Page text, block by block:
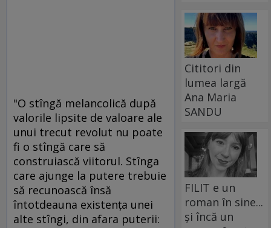
"O stîngă melancolică după
valorile lipsite de valoare ale
unui trecut revolut nu poate
fi o stîngă care să
construiască viitorul. Stînga
care ajunge la putere trebuie
să recunoască însă
întotdeauna existenţa unei
alte stîngi, din afara puterii:
Cititori din
lumea largă
Ana Maria
SANDU
FILIT e un
roman în sine...
și încă un